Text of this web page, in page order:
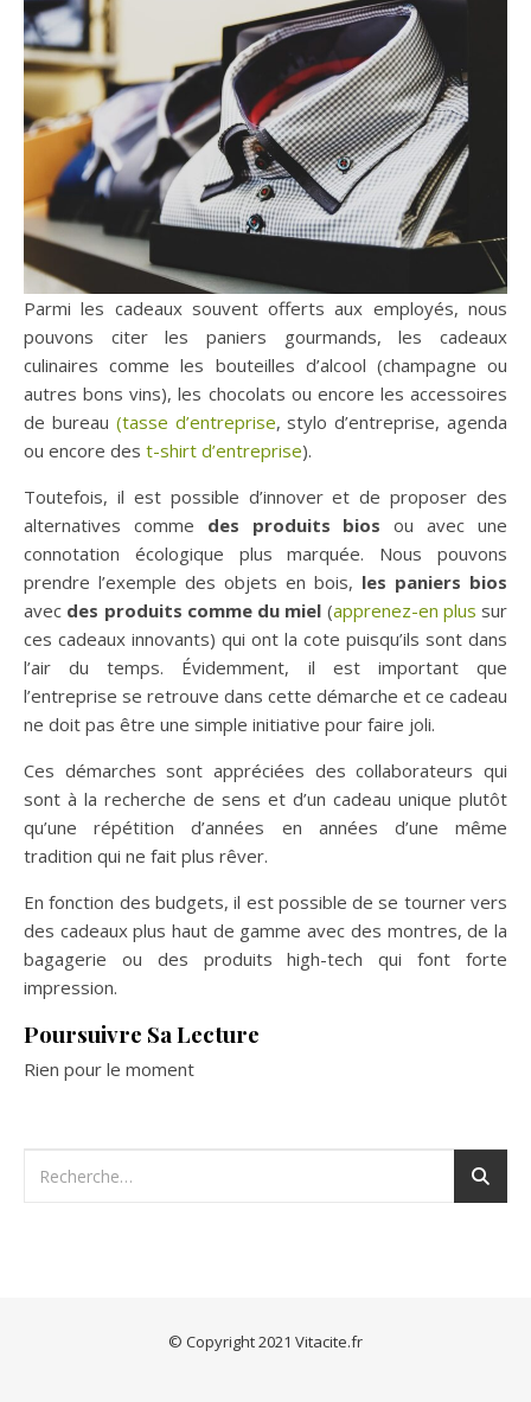
Parmi les cadeaux souvent offerts aux employés, nous
pouvons citer les paniers gourmands, les cadeaux
culinaires comme les bouteilles d’alcool (champagne ou
autres bons vins), les chocolats ou encore les accessoires
de bureau (tasse d’entreprise, stylo d’entreprise, agenda
ou encore des t-shirt d’entreprise).
Toutefois, il est possible d’innover et de proposer des
alternatives comme des produits bios ou avec une
connotation écologique plus marquée. Nous pouvons
prendre l’exemple des objets en bois, les paniers bios
avec des produits comme du miel (apprenez-en plus sur
ces cadeaux innovants) qui ont la cote puisqu’ils sont dans
l’air du temps. Évidemment, il est important que
l’entreprise se retrouve dans cette démarche et ce cadeau
ne doit pas être une simple initiative pour faire joli.
Ces démarches sont appréciées des collaborateurs qui
sont à la recherche de sens et d’un cadeau unique plutôt
qu’une répétition d’années en années d’une même
tradition qui ne fait plus rêver.
En fonction des budgets, il est possible de se tourner vers
des cadeaux plus haut de gamme avec des montres, de la
bagagerie ou des produits high-tech qui font forte
impression.
Poursuivre Sa Lecture
Rien pour le moment
© Copyright 2021 Vitacite.fr